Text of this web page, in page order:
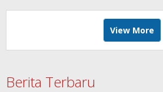
View More
Berita Terbaru